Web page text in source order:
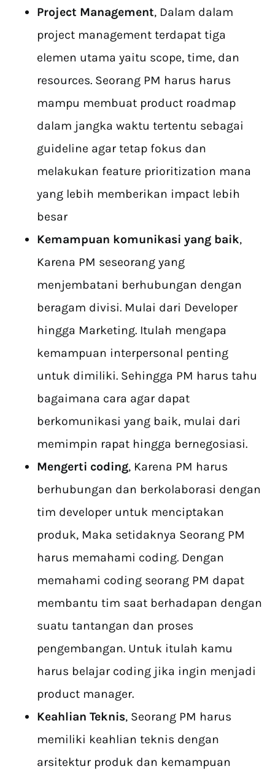
Project Management, Dalam dalam
project management terdapat tiga
elemen utama yaitu scope, time, dan
resources. Seorang PM harus harus
mampu membuat product roadmap
dalam jangka waktu tertentu sebagai
guideline agar tetap fokus dan
melakukan feature prioritization mana
yang lebih memberikan impact lebih
besar
Kemampuan komunikasi yang baik,
Karena PM seseorang yang
menjembatani berhubungan dengan
beragam divisi. Mulai dari Developer
hingga Marketing. Itulah mengapa
kemampuan interpersonal penting
untuk dimiliki. Sehingga PM harus tahu
bagaimana cara agar dapat
berkomunikasi yang baik, mulai dari
memimpin rapat hingga bernegosiasi.
Mengerti coding, Karena PM harus
berhubungan dan berkolaborasi dengan
tim developer untuk menciptakan
produk, Maka setidaknya Seorang PM
harus memahami coding. Dengan
memahami coding seorang PM dapat
membantu tim saat berhadapan dengan
suatu tantangan dan proses
pengembangan. Untuk itulah kamu
harus belajar coding jika ingin menjadi
product manager.
Keahlian Teknis, Seorang PM harus
memiliki keahlian teknis dengan
arsitektur produk dan kemampuan